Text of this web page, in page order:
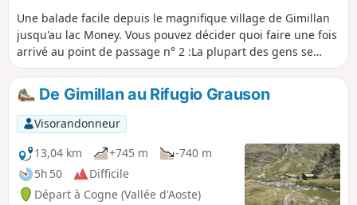
Une balade facile depuis le magnifique village de Gimillan
jusqu'au lac Money. Vous pouvez décider quoi faire une fois
arrivé au point de passage n° 2 :La plupart des gens se
rendent à pied aux Laghi di Lussert, qui sont également
très beaux, mais cela représente une heure de marche
supplémentaire.Je l'ai fait il y a quelques années, c'est
pourquoi nous avons marché jusqu'au Lago Money, un lac
paisible et très beau.
De Gimillan au Rifugio Grauson
Visorandonneur
13,04 km
+745 m
-740 m
5h 50
Difficile
Départ à Cogne (Vallée d'Aoste)